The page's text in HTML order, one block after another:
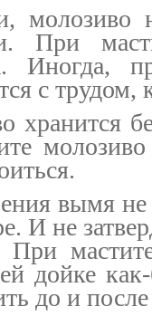
молозиво
При
Иногда,
с трудом,
хранится
вымя не
И не
дойке
до и